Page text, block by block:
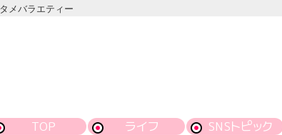
メバラエティー
TOP ライフ SNSトピック